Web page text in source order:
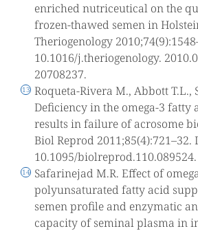
enriched nutriceutical on the
frozen-thawed semen in
Theriogenology
10.1016/j.theriogenology.
20708237.
Roqueta-Rivera M., Abbott T.L.,
Deficiency in the omega-3 fatty
results in failure of acrosome
Biol Reprod 2011;85(4):721–32.
10.1095/
Safarinejad M.R. Effect of
polyunsaturated fatty acid
semen profile and enzymatic
capacity of seminal plasma in